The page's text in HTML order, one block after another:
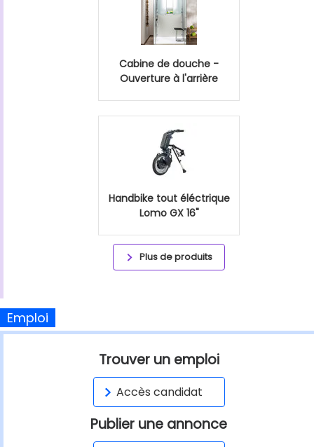
Cabine de douche -
Ouverture à l'arrière
Handbike tout éléctrique
Lomo GX 16"
Plus de produits
Emploi
Trouver un emploi
Accès candidat
Publier une annonce